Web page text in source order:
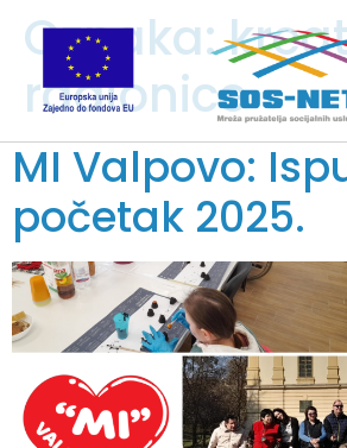
Oznaka:
radionice
MI Valpovo:
početak 2025.